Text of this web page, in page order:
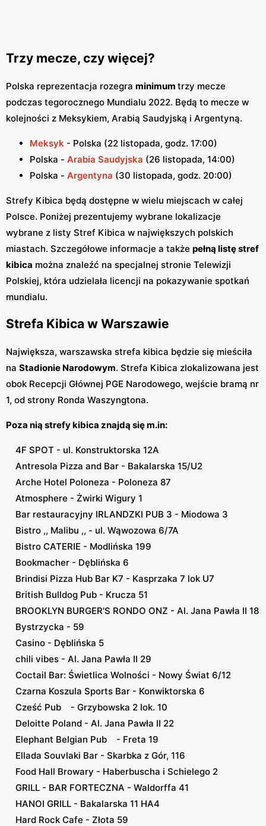
Trzy mecze, czy więcej?
Polska reprezentacja rozegra minimum trzy mecze
podczas tegorocznego Mundialu 2022. Będą to mecze w
kolejności z Meksykiem, Arabią Saudyjską i Argentyną.
Meksyk - Polska (22 listopada, godz. 17:00)
Polska - Arabia Saudyjska (26 listopada, 14:00)
Polska - Argentyna (30 listopada, godz. 20:00)
Strefy Kibica będą dostępne w wielu miejscach w całej
Polsce. Poniżej prezentujemy wybrane lokalizacje
wybrane z listy Stref Kibica w największych polskich
miastach. Szczegółowe informacje a także pełną listę stref
kibica można znaleźć na specjalnej stronie Telewizji
Polskiej, która udzielała licencji na pokazywanie spotkań
mundialu.
Strefa Kibica w Warszawie
Największa, warszawska strefa kibica będzie się mieściła
na Stadionie Narodowym. Strefa Kibica zlokalizowana jest
obok Recepcji Głównej PGE Narodowego, wejście bramą nr
1, od strony Ronda Waszyngtona.
Poza nią strefy kibica znajdą się m.in:
4F SPOT - ul. Konstruktorska 12A
Antresola Pizza and Bar - Bakalarska 15/U2
Arche Hotel Poloneza - Poloneza 87
Atmosphere - Żwirki Wigury 1
Bar restauracyjny IRLANDZKI PUB 3 - Miodowa 3
Bistro ,, Malibu ,, - ul. Wąwozowa 6/7A
Bistro CATERIE - Modlińska 199
Bookmacher - Dęblińska 6
Brindisi Pizza Hub Bar K7 - Kasprzaka 7 lok U7
British Bulldog Pub - Krucza 51
BROOKLYN BURGER'S RONDO ONZ - Al. Jana Pawła II 18
Bystrzycka - 59
Casino - Dęblińska 5
chili vibes - Al. Jana Pawła II 29
Coctail Bar: Świetlica Wolności - Nowy Świat 6/12
Czarna Koszula Sports Bar - Konwiktorska 6
Cześć Pub - Grzybowska 2 lok. 10
Deloitte Poland - Al. Jana Pawła II 22
Elephant Belgian Pub - Freta 19
Ellada Souvlaki Bar - Skarbka z Gór, 116
Food Hall Browary - Haberbuscha i Schielego 2
GRILL - BAR FORTECZNA - Waldorffa 41
HANOI GRILL - Bakalarska 11 HA4
Hard Rock Cafe - Złota 59